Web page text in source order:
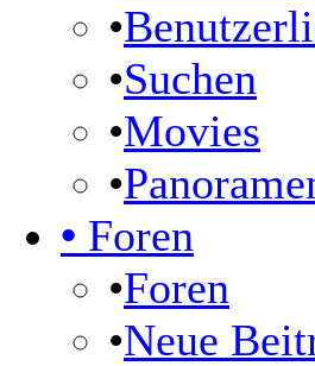
•
•Suchen
•Movies
•
• Foren
•Foren
•Neue